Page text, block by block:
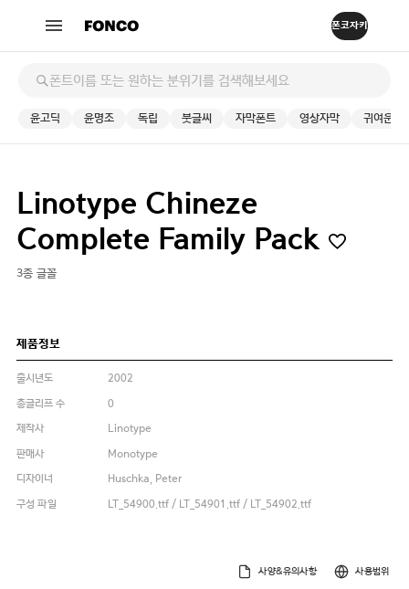
윤고딕 윤명조 독립 붓글씨 자막폰트 영상자막 귀여운
Linotype Chineze
Complete Family Pack
3종 글꼴
제품정보
출시년도
2002
총글리프 수
0
제작사
Linotype
판매사
Monotype
디자이너
Huschka, Peter
구성 파일
LT_54900.ttf / LT_54901.ttf / LT_54902.ttf
사양&유의사항 사용범위